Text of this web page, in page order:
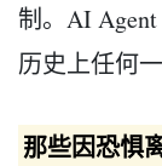
制。AI
历史上任何
那些因恐惧